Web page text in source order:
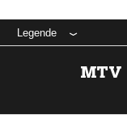
Legende
MTV